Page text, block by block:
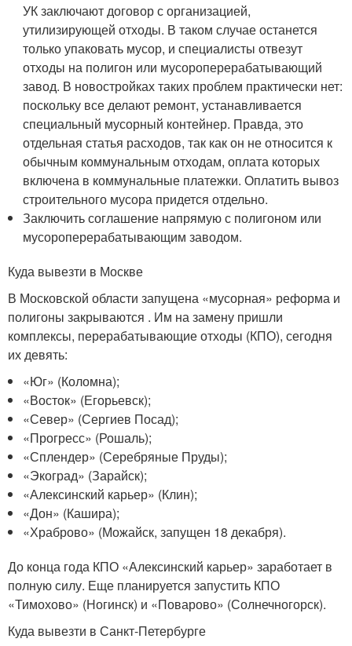
УК заключают договор с организацией,
утилизирующей отходы. В таком случае останется
только упаковать мусор, и специалисты отвезут
отходы на полигон или мусороперерабатывающий
завод. В новостройках таких проблем практически нет:
поскольку все делают ремонт, устанавливается
специальный мусорный контейнер. Правда, это
отдельная статья расходов, так как он не относится к
обычным коммунальным отходам, оплата которых
включена в коммунальные платежки. Оплатить вывоз
строительного мусора придется отдельно.
Заключить соглашение напрямую с полигоном или
мусороперерабатывающим заводом.
Куда вывезти в Москве
В Московской области запущена «мусорная» реформа и
полигоны закрываются . Им на замену пришли
комплексы, перерабатывающие отходы (КПО), сегодня
их девять:
«Юг» (Коломна);
«Восток» (Егорьевск);
«Север» (Сергиев Посад);
«Прогресс» (Рошаль);
«Сплендер» (Серебряные Пруды);
«Экоград» (Зарайск);
«Алексинский карьер» (Клин);
«Дон» (Кашира);
«Храброво» (Можайск, запущен 18 декабря).
До конца года КПО «Алексинский карьер» заработает в
полную силу. Еще планируется запустить КПО
«Тимохово» (Ногинск) и «Поварово» (Солнечногорск).
Куда вывезти в Санкт-Петербурге